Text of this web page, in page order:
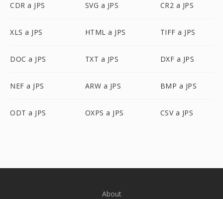
CDR a JPS SVG a JPS CR2 a JPS
XLS a JPS HTML a JPS TIFF a JPS
DOC a JPS TXT a JPS DXF a JPS
NEF a JPS ARW a JPS BMP a JPS
ODT a JPS OXPS a JPS CSV a JPS
About